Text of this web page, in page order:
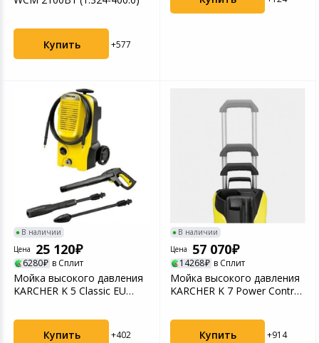
Купить +577
В наличии
Цена
25 120
6280 в Сплит
Мойка высокого давления
KARCHER K 5 Classic EU
Купить +402
В наличии
Цена
57 070
14268 в Сплит
Мойка высокого давления
KARCHER K 7 Power Control
Купить +914